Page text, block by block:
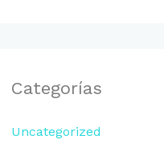
Categorías
Uncategorized